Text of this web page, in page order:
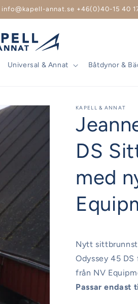
info@kapell-annat.se +46(0)40-15 40
Universal & Annat Båtdynor &
KAPELL & ANNAT
DS
med
Nytt
Odyssey 45
från NV
Passar endast